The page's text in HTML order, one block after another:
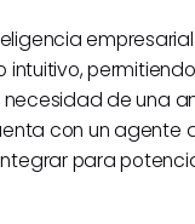
de una
con un agente
para